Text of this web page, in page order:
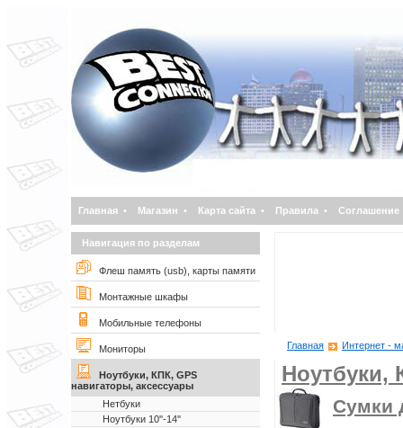
Главная • Магазин • Карта сайта • Правила • Соглашение
Навигация по разделам
Флеш память (usb), карты памяти
Монтажные шкафы
Мобильные телефоны
Мониторы
Ноутбуки, КПК, GPS
навигаторы, аксессуары
Нетбуки
Ноутбуки 10''-14''
Главная Интернет -
Ноутбуки,
Сумки